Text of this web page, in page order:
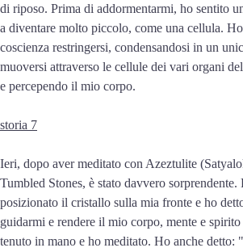
di riposo. Prima di addormentarmi, ho sentito
a diventare molto piccolo, come una cellula.
coscienza restringersi, condensandosi in un
muoversi attraverso le cellule dei vari organi
e percependo il mio corpo.
storia 7
Ieri, dopo aver meditato con Azeztulite
Tumbled Stones, è stato davvero
posizionato il cristallo sulla mia fronte e ho
guidarmi e rendere il mio corpo, mente e
tenuto in mano e ho meditato. Ho anche detto: